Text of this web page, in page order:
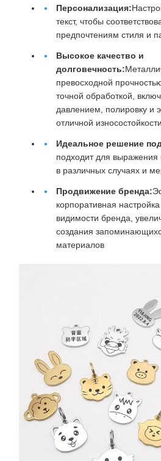
Персонализация:
текст, чтобы
предпочтениям стиля и
Высокое качество и
долговечность:
превосходной
точной обработкой,
давлением, полировку и
отличной
Идеальное решение
подходит для выражения
в различных случаях и
Продвижение бренда:
корпоративная
видимости бренда,
создания
материалов